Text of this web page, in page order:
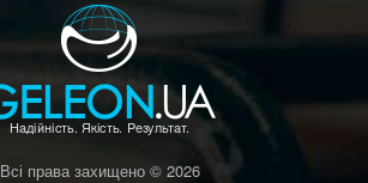
Всі права захищено © 2026